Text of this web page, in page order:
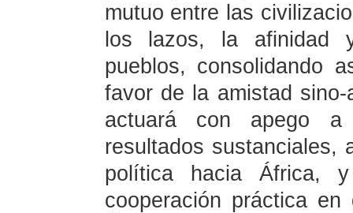
mutuo entre las
los lazos, la afinidad
pueblos, consolidando
favor de la amistad
actuará con apego a
resultados sustanciales,
política hacia África,
cooperación práctica